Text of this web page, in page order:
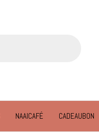
NAAICAFÉ CADEAUBON